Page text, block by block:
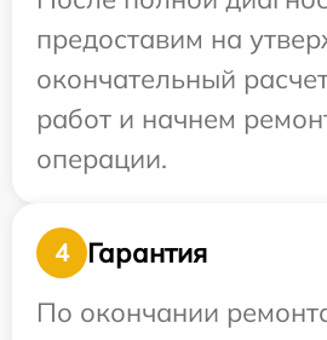
предоставим на
окончательный
работ и начнем
операции.
4
Гарантия
По окончании